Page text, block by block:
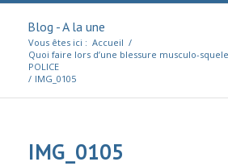
Blog - A la une
Vous êtes ici : Accueil /
Quoi faire lors d’une blessure musculo-
POLICE
/ IMG_0105
IMG_0105